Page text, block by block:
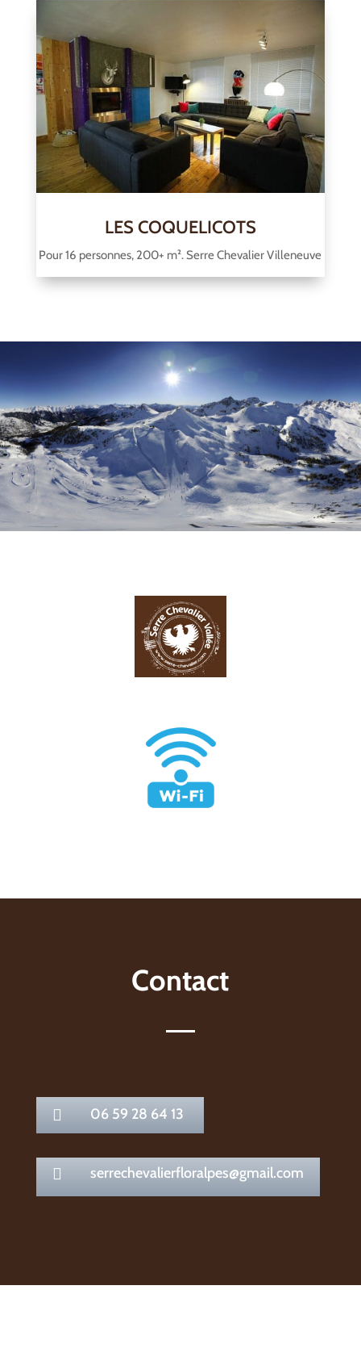
LES COQUELICOTS
Pour 16 personnes, 200+ m². Serre Chevalier Villeneuve
Contact
 06 59 28 64 13
 serrechevalierfloralpes@gmail.com